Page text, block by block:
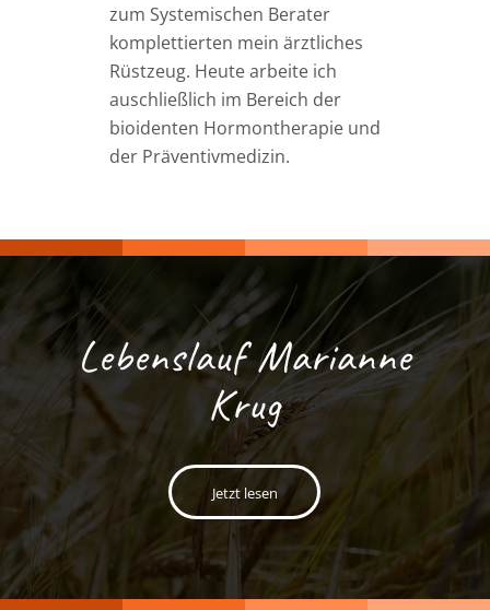
zum Systemischen Berater
komplettierten mein ärztliches
Rüstzeug. Heute arbeite ich
auschließlich im Bereich der
bioidenten Hormontherapie und
der Präventivmedizin.
Lebenslauf Marianne
Krug
Jetzt lesen